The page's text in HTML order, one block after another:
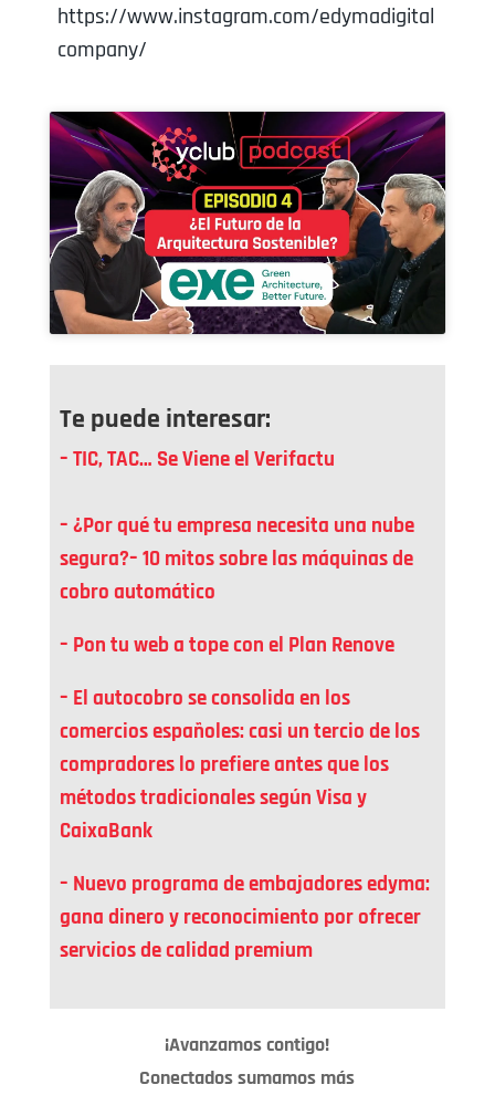
https://www.instagram.com/edymadigital
company/
Te puede interesar:
– TIC, TAC… Se Viene el Verifactu
– ¿Por qué tu empresa necesita una nube
segura?– 10 mitos sobre las máquinas de
cobro automático
– Pon tu web a tope con el Plan Renove
– El autocobro se consolida en los
comercios españoles: casi un tercio de los
compradores lo prefiere antes que los
métodos tradicionales según Visa y
CaixaBank
– Nuevo programa de embajadores edyma:
gana dinero y reconocimiento por ofrecer
servicios de calidad premium
¡Avanzamos contigo!
Conectados sumamos más